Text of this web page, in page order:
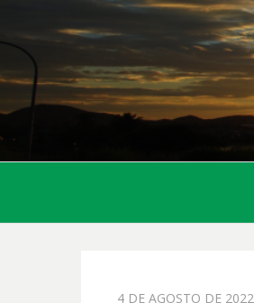
PPOSTADO
4 DE AGOSTO DE 2022